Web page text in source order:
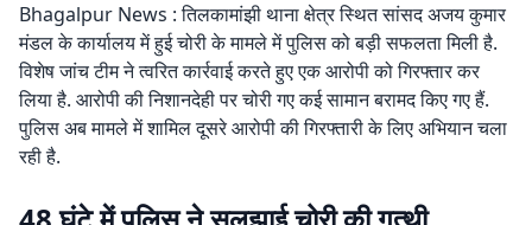
Bhagalpur News : तिलकामांझी थाना क्षेत्र स्थित सांसद अजय कुमार
मंडल के कार्यालय में हुई चोरी के मामले में पुलिस को बड़ी सफलता मिली है.
विशेष जांच टीम ने त्वरित कार्रवाई करते हुए एक आरोपी को गिरफ्तार कर
लिया है. आरोपी की निशानदेही पर चोरी गए कई सामान बरामद किए गए हैं.
पुलिस अब मामले में शामिल दूसरे आरोपी की गिरफ्तारी के लिए अभियान चला
रही है.